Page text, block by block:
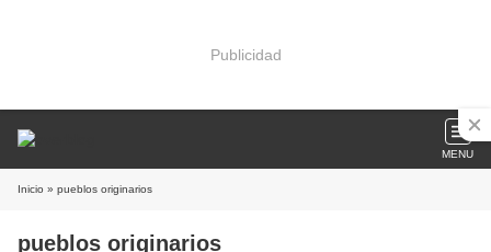
Publicidad
MENU
Inicio » pueblos originarios
pueblos originarios